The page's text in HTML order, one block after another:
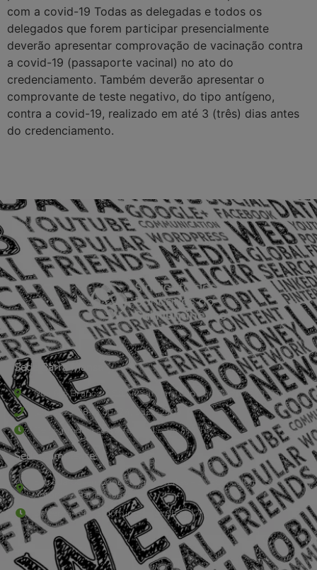
com a covid-19 Todas as delegadas e todos os
delegados que forem participar presencialmente
deverão apresentar comprovação de vacinação contra
a covid-19 (passaporte vacinal) no ato do
credenciamento. Também deverão apresentar o
comprovante de teste negativo, do tipo antígeno,
contra a covid-19, realizado em até 3 (três) dias antes
do credenciamento.
Sede Barra Mansa
Rua Rio Branco, nº107 (2º andar), Centro - Cep: 27.330-030
(24) 3323-2848 ou (24) 3323-2500
De segunda à sexta-feira , das 9h às 17h.
Sede Campestre:
Estrada Governador Chagas Freitas – 3.780 – Colônia Santo
Antônio – Barra Mansa
De terça-feira a domingo, das 9h às 17h